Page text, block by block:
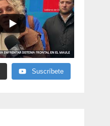
Suscríbete